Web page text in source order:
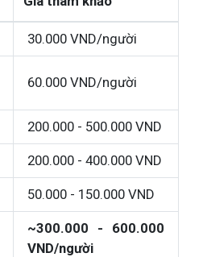
30.000 VND/người
60.000 VND/người
200.000 - 500.000 VND
200.000 - 400.000 VND
50.000 - 150.000 VND
~300.000 - 600.000
VND/người